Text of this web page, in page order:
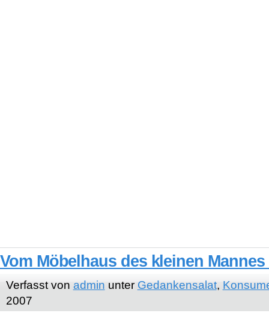
Vom Möbelhaus des kleinen Mannes
Verfasst von admin unter Gedankensalat,
2007